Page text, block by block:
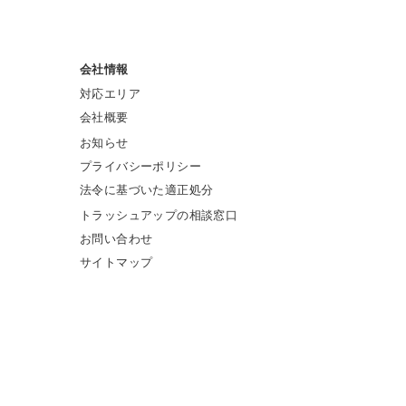
会社情報
対応エリア
会社概要
お知らせ
プライバシーポリシー
法令に基づいた適正処分
トラッシュアップの相談窓口
お問い合わせ
サイトマップ